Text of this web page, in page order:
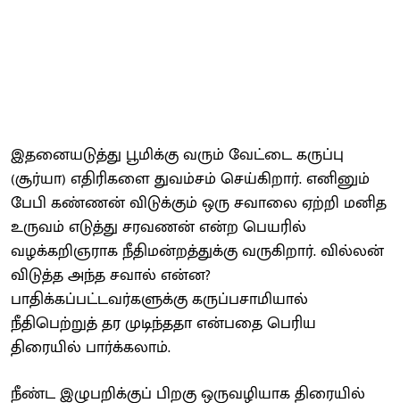
இதனையடுத்து பூமிக்கு வரும் வேட்டை கருப்பு
(சூர்யா) எதிரிகளை துவம்சம் செய்கிறார். எனினும்
பேபி கண்ணன் விடுக்கும் ஒரு சவாலை ஏற்றி மனித
உருவம் எடுத்து சரவணன் என்ற பெயரில்
வழக்கறிஞராக நீதிமன்றத்துக்கு வருகிறார். வில்லன்
விடுத்த அந்த சவால் என்ன?
பாதிக்கப்பட்டவர்களுக்கு கருப்பசாமியால்
நீதிபெற்றுத் தர முடிந்ததா என்பதை பெரிய
திரையில் பார்க்கலாம்.
நீண்ட இழுபறிக்குப் பிறகு ஒருவழியாக திரையில்